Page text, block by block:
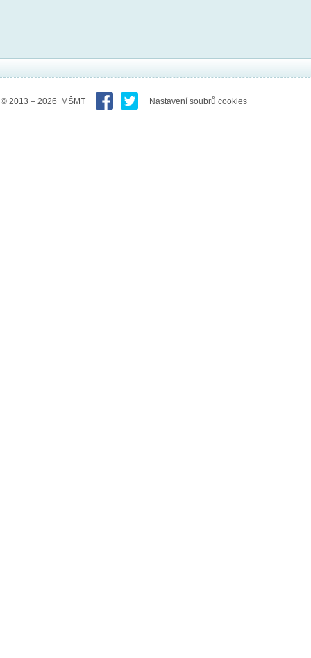
© 2013 – 2026 MŠMT Nastavení soubrů cookies